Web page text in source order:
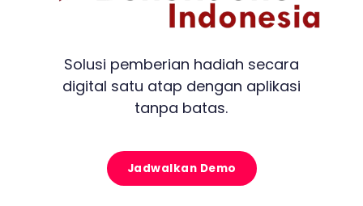
Solusi pemberian hadiah secara
digital satu atap dengan aplikasi
tanpa batas.
Jadwalkan Demo